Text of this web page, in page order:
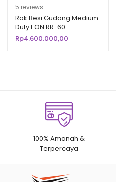
Peringkat
5.00 dari 5
berdasarka
n
5
penilaian
5 reviews
Rak Besi Gudang Medium
Duty EON RR-60
Rp4.600.000,00
100% Amanah &
Terpercaya